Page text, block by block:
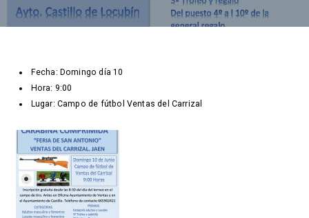
Fecha: Domingo día 10
Hora: 9:00
Lugar: Campo de fútbol Ventas del Carrizal